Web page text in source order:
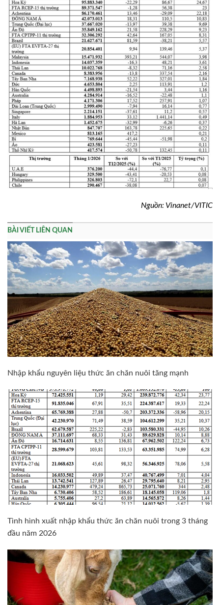
Nguồn: Vinanet/VITIC
BÀI VIẾT LIÊN QUAN
Nhập khẩu nguyên liệu thức ăn chăn nuôi tăng mạnh
Tình hình xuất nhập khẩu thức ăn chăn nuôi trong 3 tháng
đầu năm 2026